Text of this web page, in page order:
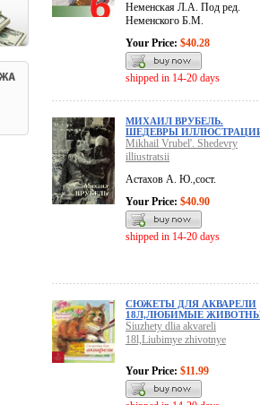
Неменская Л.А. Под ред.
Неменского Б.М.
Your Price: $40.28
shipped in 14-20 days
МИХАИЛ ВРУБЕЛЬ.
ШЕДЕВРЫ
Mikhail Vrubel'. Shedevry
illiustratsii
Астахов А. Ю.,сост.
Your Price: $40.90
shipped in 14-20 days
СЮЖЕТЫ ДЛЯ АКВАРЕЛИ
18Л,ЛЮБИМЫЕ
Siuzhety dlia akvareli
18l,Liubimye zhivotnye
Your Price: $11.99